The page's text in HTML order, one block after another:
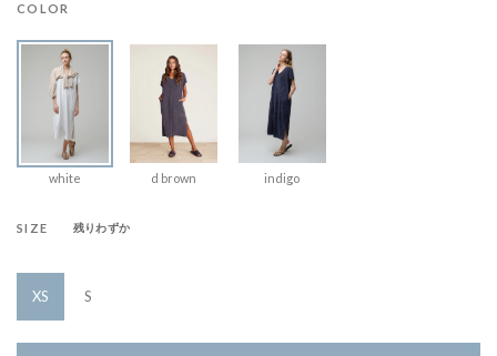
COLOR
white d brown indigo
SIZE 残りわずか
XS S